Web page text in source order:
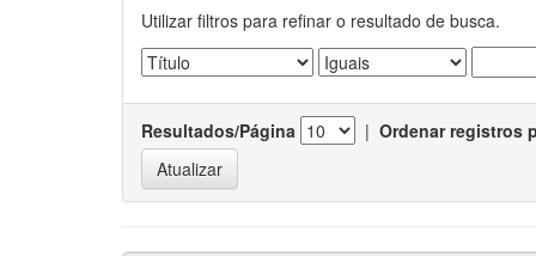
Utilizar filtros para refinar o resultado de busca.
Resultados/Página | Ordenar registros